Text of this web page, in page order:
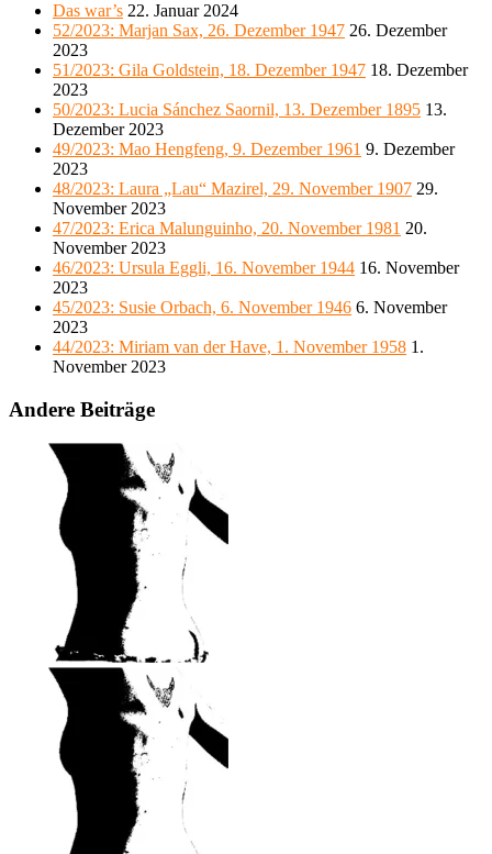
Das war’s 22. Januar 2024
52/2023: Marjan Sax, 26. Dezember 1947 26. Dezember
2023
51/2023: Gila Goldstein, 18. Dezember 1947 18. Dezember
2023
50/2023: Lucia Sánchez Saornil, 13. Dezember 1895 13.
Dezember 2023
49/2023: Mao Hengfeng, 9. Dezember 1961 9. Dezember
2023
48/2023: Laura „Lau“ Mazirel, 29. November 1907 29.
November 2023
47/2023: Erica Malunguinho, 20. November 1981 20.
November 2023
46/2023: Ursula Eggli, 16. November 1944 16. November
2023
45/2023: Susie Orbach, 6. November 1946 6. November
2023
44/2023: Miriam van der Have, 1. November 1958 1.
November 2023
Andere Beiträge